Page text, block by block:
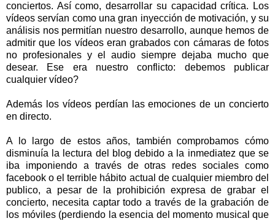
conciertos. Así como, desarrollar su capacidad crítica. Los
vídeos servían como una gran inyección de motivación, y su
análisis nos permitían nuestro desarrollo, aunque hemos de
admitir que los vídeos eran grabados con cámaras de fotos
no profesionales y el audio siempre dejaba mucho que
desear. Ese era nuestro conflicto: debemos publicar
cualquier vídeo?
Además los vídeos perdían las emociones de un concierto
en directo.
A lo largo de estos años, también comprobamos cómo
disminuía la lectura del blog debido a la inmediatez que se
iba imponiendo a través de otras redes sociales como
facebook o el terrible hábito actual de cualquier miembro del
publico, a pesar de la prohibición expresa de grabar el
concierto, necesita captar todo a través de la grabación de
los móviles (perdiendo la esencia del momento musical que